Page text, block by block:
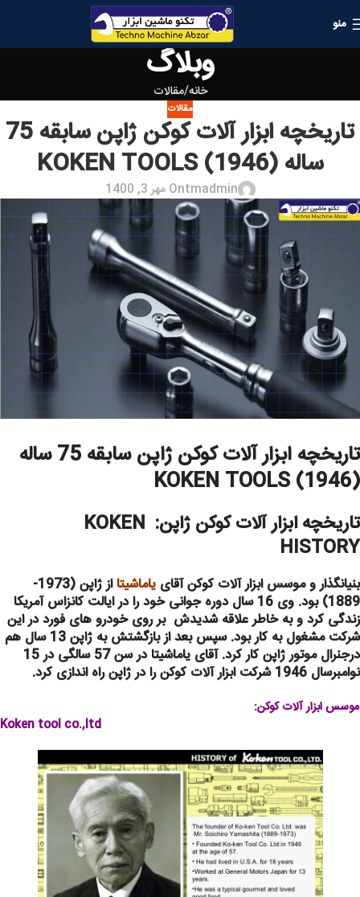
منو
وبلاگ
خانه مقالات
مقالات
تاریخچه ابزار آلات کوکن ژاپن سابقه 75
ساله (1946) KOKEN TOOLS
tmadminOn مهر 3, 1400
تاریخچه ابزار آلات کوکن ژاپن سابقه 75 ساله
(1946) KOKEN TOOLS
تاریخچه ابزار آلات کوکن ژاپن: KOKEN
HISTORY
بنیانگذار و موسس ابزار آلات کوکن آقای یاماشیتا
از ژاپن (1973-
1889) بود. وی 16 سال دوره جوانی خود را در ایالت کانزاس آمریکا
زندگی کرد و به خاطر علاقه شدیدش بر روی خودرو های فورد در این
شرکت مشغول به کار بود. سپس بعد از بازگشتش به ژاپن 13 سال هم
درجنرال موتور ژاپن کار کرد. آقای یاماشیتا در سن 57 سالگی در 15
نوامبرسال 1946 شرکت ابزار آلات کوکن را در ژاپن راه اندازی کرد.
موسس ابزار آلات کوکن: